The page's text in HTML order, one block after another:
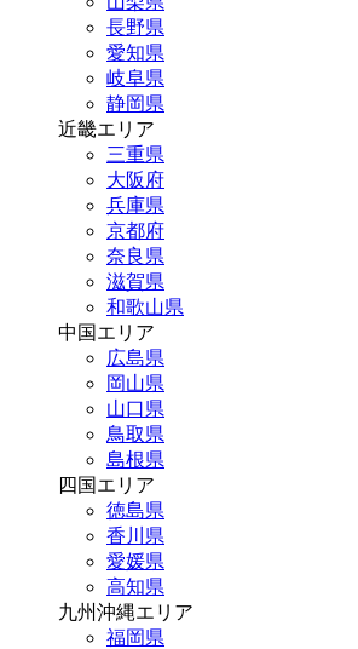
長野県
愛知県
岐阜県
静岡県
近畿エリア
三重県
大阪府
兵庫県
京都府
奈良県
滋賀県
和歌山県
中国エリア
広島県
岡山県
山口県
鳥取県
島根県
四国エリア
徳島県
香川県
愛媛県
高知県
九州沖縄エリア
福岡県